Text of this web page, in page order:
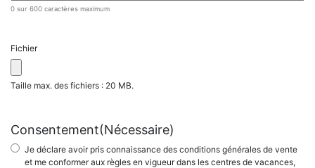
0 sur 600 caractères maximum
Fichier
Taille max. des fichiers : 20 MB.
Consentement(Nécessaire)
Je déclare avoir pris connaissance des conditions générales de vente
et me conformer aux règles en vigueur dans les centres de vacances,